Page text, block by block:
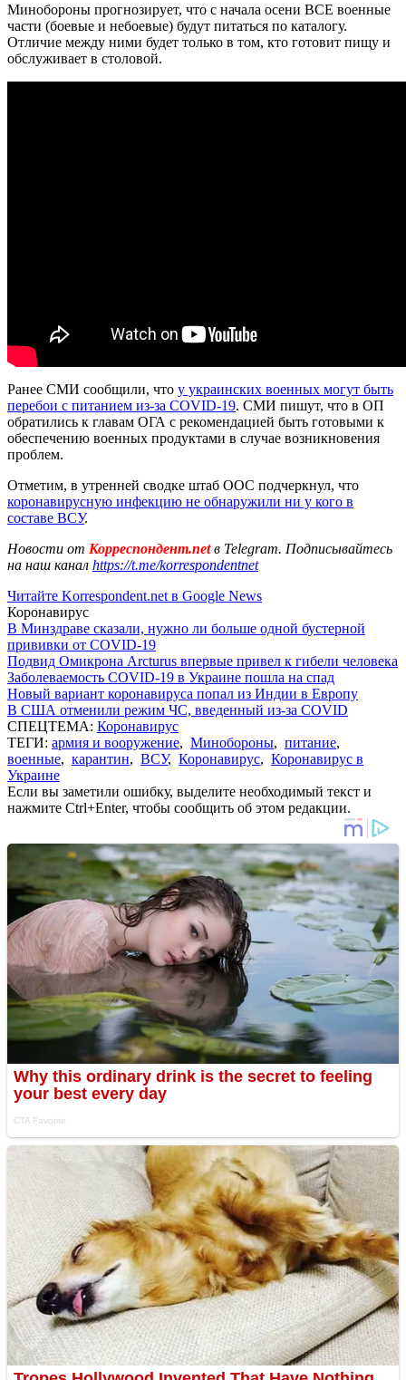
Минобороны прогнозирует, что с начала осени ВСЕ военные
части (боевые и небоевые) будут питаться по каталогу.
Отличие между ними будет только в том, кто готовит пищу и
обслуживает в столовой.
Ранее СМИ сообщили, что у украинских военных могут быть
перебои с питанием из-за COVID-19. СМИ пишут, что в ОП
обратились к главам ОГА с рекомендацией быть готовыми к
обеспечению военных продуктами в случае возникновения
проблем.
Отметим, в утренней сводке штаб ООС подчеркнул, что
коронавирусную инфекцию не обнаружили ни у кого в
составе ВСУ.
Новости от Корреспондент.netв Telegram. Подписывайтесь
на наш канал https://t.me/korrespondentnet
Читайте Korrespondent.net в Google News
Коронавирус
В Минздраве сказали, нужно ли больше одной бустерной
прививки от COVID-19
Подвид Омикрона Arcturus впервые привел к гибели человека
Заболеваемость COVID-19 в Украине пошла на спад
Новый вариант коронавируса попал из Индии в Европу
В США отменили режим ЧС, введенный из-за COVID
СПЕЦТЕМА: Коронавирус
ТЕГИ: армия и вооружение, Минобороны, питание,
военные, карантин, ВСУ, Коронавирус, Коронавирус в
Украине
Если вы заметили ошибку, выделите необходимый текст и
нажмите Ctrl+Enter, чтобы сообщить об этом редакции.